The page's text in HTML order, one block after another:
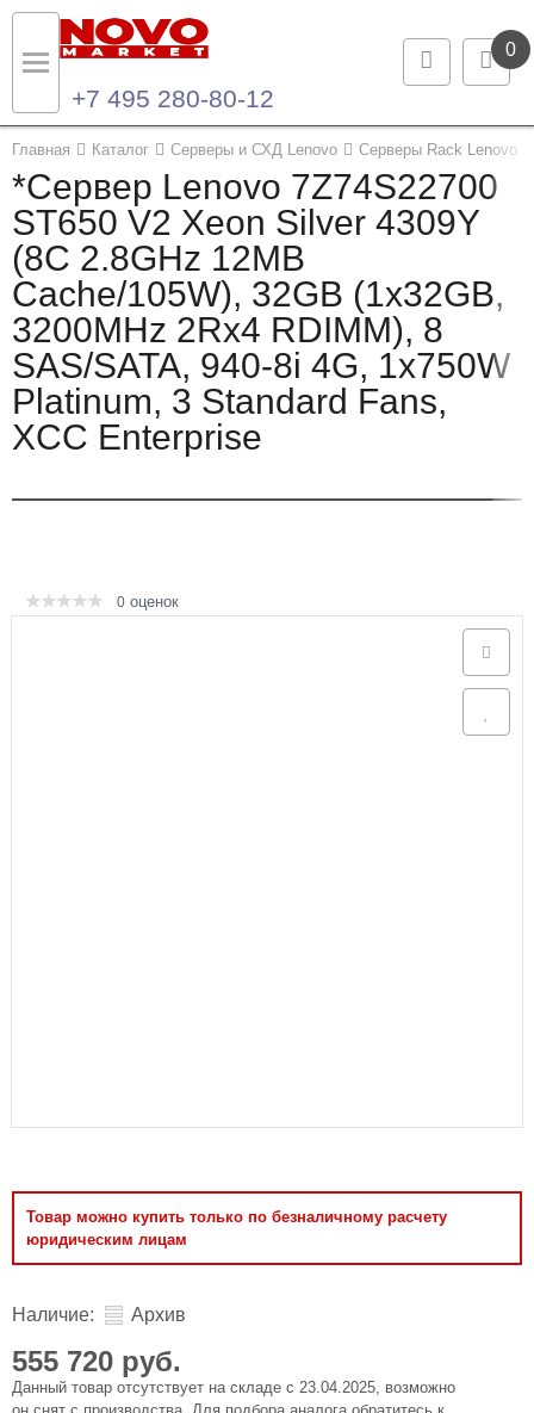
0
+7 495 280-80-12
Главная Каталог Серверы и СХД Lenovo Серверы Rack Lenovo
*Сервер Lenovo 7Z74S22700
ST650 V2 Xeon Silver 4309Y
(8C 2.8GHz 12MB
Cache/105W), 32GB (1x32GB,
3200MHz 2Rx4 RDIMM), 8
SAS/SATA, 940-8i 4G, 1x750W
Platinum, 3 Standard Fans,
XCC Enterprise
Товар можно купить только по безналичному расчету
юридическим лицам
0 оценок
Наличие: Архив
555 720 руб.
Данный товар отсутствует на складе с 23.04.2025, возможно
Назад
Каталог продукции
Ноутбуки и ультрабуки
Компьютеры
Моноблоки
Серверы и СХД
Назад
Контакты
Контактная информация